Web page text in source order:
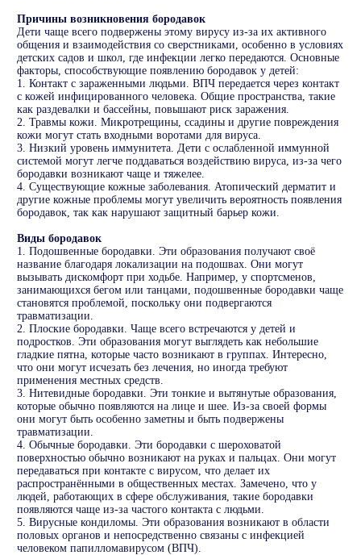
Причины возникновения бородавок
Дети чаще всего подвержены этому вирусу из-за их активного
общения и взаимодействия со сверстниками, особенно в условиях
детских садов и школ, где инфекции легко передаются. Основные
факторы, способствующие появлению бородавок у детей:
1. Контакт с зараженными людьми. ВПЧ передается через контакт
с кожей инфицированного человека. Общие пространства, такие
как раздевалки и бассейны, повышают риск заражения.
2. Травмы кожи. Микротрещины, ссадины и другие повреждения
кожи могут стать входными воротами для вируса.
3. Низкий уровень иммунитета. Дети с ослабленной иммунной
системой могут легче поддаваться воздействию вируса, из-за чего
бородавки возникают чаще и тяжелее.
4. Существующие кожные заболевания. Атопический дерматит и
другие кожные проблемы могут увеличить вероятность появления
бородавок, так как нарушают защитный барьер кожи.
Виды бородавок
1. Подошвенные бородавки. Эти образования получают своё
название благодаря локализации на подошвах. Они могут
вызывать дискомфорт при ходьбе. Например, у спортсменов,
занимающихся бегом или танцами, подошвенные бородавки чаще
становятся проблемой, поскольку они подвергаются
травматизации.
2. Плоские бородавки. Чаще всего встречаются у детей и
подростков. Эти образования могут выглядеть как небольшие
гладкие пятна, которые часто возникают в группах. Интересно,
что они могут исчезать без лечения, но иногда требуют
применения местных средств.
3. Нитевидные бородавки. Эти тонкие и вытянутые образования,
которые обычно появляются на лице и шее. Из-за своей формы
они могут быть особенно заметны и быть подвержены
травматизации.
4. Обычные бородавки. Эти бородавки с шероховатой
поверхностью обычно возникают на руках и пальцах. Они могут
передаваться при контакте с вирусом, что делает их
распространёнными в общественных местах. Замечено, что у
людей, работающих в сфере обслуживания, такие бородавки
появляются чаще из-за частого контакта с людьми.
5. Вирусные кондиломы. Эти образования возникают в области
половых органов и непосредственно связаны с инфекцией
человеком папилломавирусом (ВПЧ).